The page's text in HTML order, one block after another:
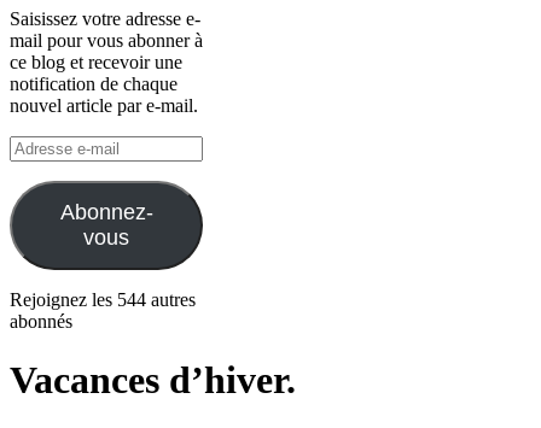
Saisissez votre adresse e-
mail pour vous abonner à
ce blog et recevoir une
notification de chaque
nouvel article par e-mail.
Adresse
e-
mail
Abonnez-
vous
Rejoignez les 544 autres
abonnés
Vacances d’hiver.